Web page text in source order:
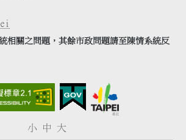
相關之問題，其餘市政問題請至陳情系統反
小 中 大